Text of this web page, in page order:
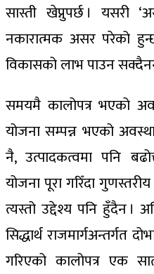
सास्ती खेप्नुपर्छ । यसरी
नकारात्मक असर परेको
विकासको लाभ पाउन
समयमै कालोपत्र भएको
योजना सम्पन्न भएको
नै, उत्पादकत्वमा पनि
योजना पूरा गरिँदा
त्यस्तो उद्देश्य पनि हुँदैन ।
सिद्धार्थ राजमार्गअन्तर्गत
गरिएको कालोपत्र एक